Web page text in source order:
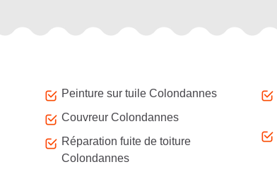
Peinture sur tuile Colondannes
Couvreur Colondannes
Réparation fuite de toiture
Colondannes